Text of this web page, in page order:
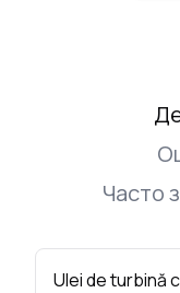
Часто
Ulei de turbină